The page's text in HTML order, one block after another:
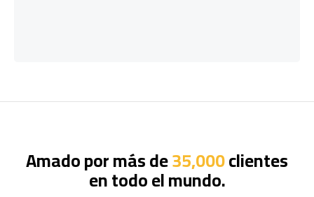
Amado por más de35,000clientes
en todo el mundo.